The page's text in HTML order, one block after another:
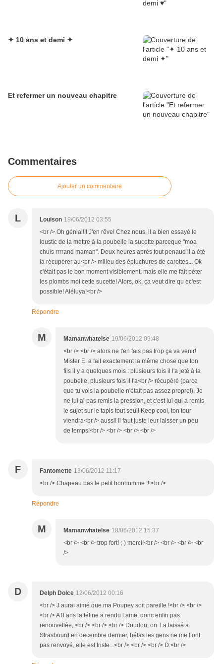
✦ 10 ans et demi ✦
Et refermer un nouveau chapitre
Commentaires
Ajouter un commentaire
L Louison 19/06/2012 03:55
<br /> Oh génial!!! J'en rêve! Chez nous, il a bien essayé le
loustic de la mettre à la poubelle la sucette parceque "moa
chuis rrrrand maman". Deux heures après tout penaud il a été
la récupérer au<br /> milieu des épluchures de carottes... Ok
c'était pas le bon moment visiblement, mais elle me fait péter
les plombs moi cette sucette! Alors, ok, ça veut dire qu ec'est
possible! Aléluya!<br />
Répondre
M Mamanwhatelse 19/06/2012 09:48
<br /> <br /> alors ne t'en fais pas trop ça va venir!
Mister E. a fait exactement la même chose que ton
fils il y a quelques mois : plusieurs fois il l'a jeté à la
poubelle, plusieurs fois il l'a<br /> récupéré (parce
que tu vois la poubelle n'était pas assez propre!). Je
ne lui ai pas remis la pression, et c'est lui qui a remis
le sujet sur le tapis tout seul! Keep cool, ton tour
viendra<br /> aussi! Il faut juste leur laisser un peu
de temps!<br /> <br /> <br /> <br />
F Fantomette 13/06/2012 11:17
<br /> Chapeau bas le petit bonhomme !!!<br />
Répondre
M Mamanwhatelse 18/06/2012 15:37
<br /> <br /> trop fort! ;-) merci!<br /> <br /> <br /> <br
/>
D Delph Dolce 12/06/2012 00:16
<br /> J aurai aimé que ma Poupey soit pareille !<br /> <br />
<br /> A 8 ans la tétine a rendu l ame, donc enfin pas
renouvellée, <br /> <br /> <br /> Doudou, on l a laissé a
Strasbourd en decembre dernier, hélas les gens ne me l ont
pas renvoyé, elle est triste...<br /> <br /> <br /> D.<br />